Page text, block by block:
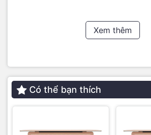
Điểm nổi bật trên MacBook Air M5
lặng tuyệt đối 100% trong mọi tình huống.
Bạn hoàn toàn có thể chọn MacBook Pro
"trendy" vượt thời gian vẫn được giữ
Xem thêm
Có thể bạn thích